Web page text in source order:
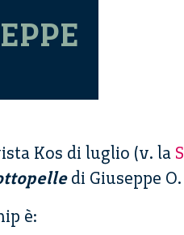
Kos di luglio (v. la
di Giuseppe
è: